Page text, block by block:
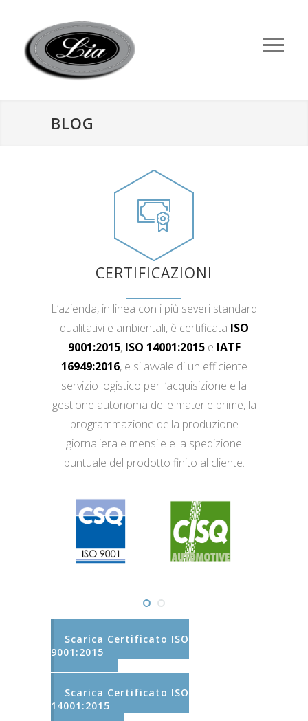
BLOG
CERTIFICAZIONI
L’azienda, in linea con i più severi standard
qualitativi e ambientali, è certificata ISO
9001:2015, ISO 14001:2015e IATF
16949:2016, e si avvale di un efficiente
servizio logistico per l’acquisizione e la
gestione autonoma delle materie prime, la
programmazione della produzione
giornaliera e mensile e la spedizione
puntuale del prodotto finito al cliente.
Scarica Certificato ISO
9001:2015
Scarica Certificato ISO
14001:2015